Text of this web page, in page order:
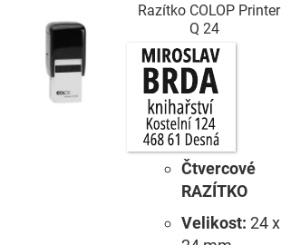
Razítko COLOP Printer
Q 24
Čtvercové
RAZÍTKO
Velikost: 24 x